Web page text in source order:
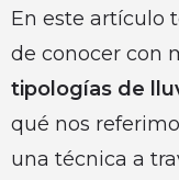
En este artículo
de conocer con
tipologías de
qué nos
una técnica a